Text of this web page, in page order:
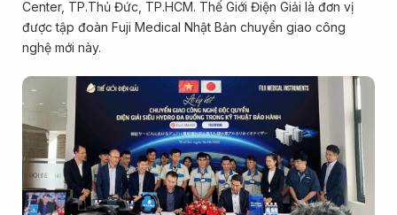
Center, TP.Thủ Đức, TP.HCM. Thế Giới Điện Giải là đơn vị
được tập đoàn Fuji Medical Nhật Bản chuyển giao công
nghệ mới này.